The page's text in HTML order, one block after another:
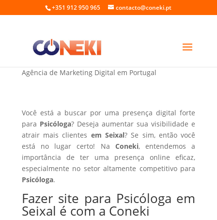
+351 912 950 965 contacto@coneki.pt
Fazer site para Psicóloga em Seixal
Agência de Marketing Digital em Portugal
Você está a buscar por uma presença digital forte
para Psicóloga? Deseja aumentar sua visibilidade e
atrair mais clientes em Seixal? Se sim, então você
está no lugar certo! Na Coneki, entendemos a
importância de ter uma presença online eficaz,
especialmente no setor altamente competitivo para
Psicóloga.
Fazer site para Psicóloga em
Seixal é com a Coneki